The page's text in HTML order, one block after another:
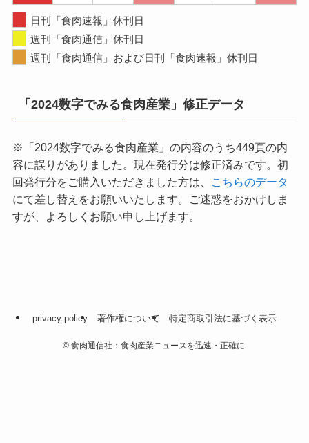
日刊「食肉速報」休刊日
週刊「食肉通信」休刊日
週刊「食肉通信」および日刊「食肉速報」休刊日
「2024数字でみる食肉産業」修正データ
※「2024数字でみる食肉産業」の内容のうち449頁の内
容に誤りがありました。現在発行分は修正済みです。初
回発行分をご購入いただきました方は、
こちらのデータ
にて差し替えをお願いいたします。ご迷惑をおかけしま
すが、よろしくお願い申し上げます。
privacy policy 著作権について 特定商取引法に基づく表示
©食肉通信社：食肉産業ニュースを迅速・正確に.